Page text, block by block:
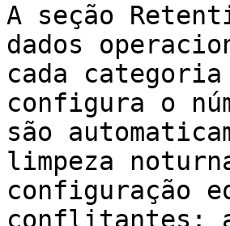
A seção
dados
cada
configura o
são
limpeza
configuração
conflitantes: